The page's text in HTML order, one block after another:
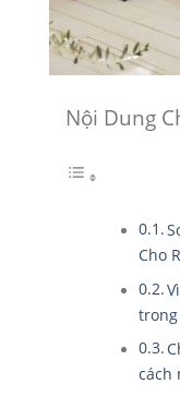
Nội Dung
Cho
cách